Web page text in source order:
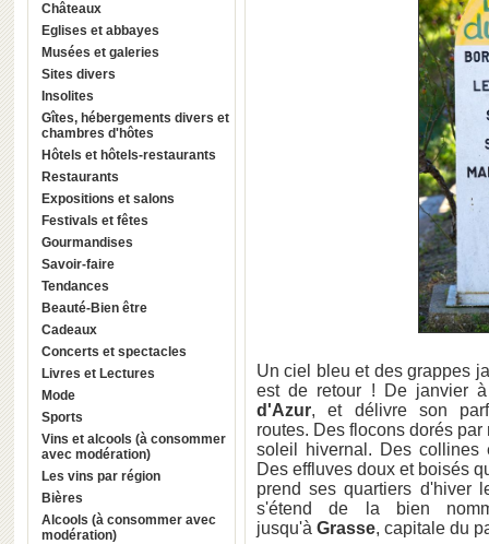
Châteaux
Eglises et abbayes
Musées et galeries
Sites divers
Insolites
Gîtes, hébergements divers et
chambres d'hôtes
Hôtels et hôtels-restaurants
Restaurants
Expositions et salons
Festivals et fêtes
Gourmandises
Savoir-faire
Tendances
Beauté-Bien être
Cadeaux
Concerts et spectacles
Livres et Lectures
Mode
Sports
Vins et alcools (à consommer
avec modération)
Les vins par région
Bières
Alcools (à consommer avec
modération)
Un ciel bleu et des grappes
est de retour ! De janvier
d'Azur, et délivre son
routes. Des flocons dorés
soleil hivernal. Des collines
Des effluves doux et boisés
prend ses quartiers d'hiver
s'étend de la bien
jusqu'à Grasse, capitale du